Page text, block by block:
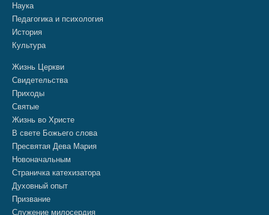
Наука
Педагогика и психология
История
Культура
Жизнь Церкви
Свидетельства
Приходы
Святые
Жизнь во Христе
В свете Божьего слова
Пресвятая Дева Мария
Новоначальным
Страничка катехизатора
Духовный опыт
Призвание
Служение милосердия